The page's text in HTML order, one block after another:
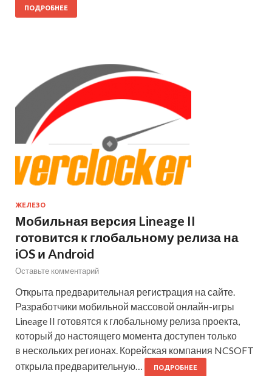
ПОДРОБНЕЕ
ЖЕЛЕЗО
Мобильная версия Lineage II
готовится к глобальному релиза на
iOS и Android
Оставьте комментарий
Открыта предварительная регистрация на сайте.
Разработчики мобильной массовой онлайн-игры
Lineage II готовятся к глобальному релиза проекта,
который до настоящего момента доступен только
в нескольких регионах. Корейская компания NCSOFT
открыла предварительную…
ПОДРОБНЕЕ